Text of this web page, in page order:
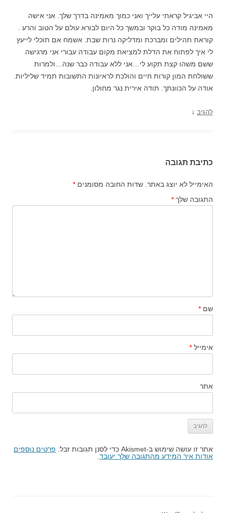
היי אביגיל קראתי עלייך ואני כמוך מאמינה בדרך שלך. אני אישה
מאמינה מודה כל בוקר ובמשך כל היום לבורא עולם על הטוב והרע .
קוראת תהילים ומברכת ומדליקה נרות שבת. אשמח אם תוכלי לייעץ
לי איך לפתוח את הדלת למציאת מקום עבודה עבורי אני מרגישה
ששם משהו קצת תקוע לי…אני ללא עבודה כבר שנה…ולמרות
ששולחת המון קורות חיים והולכת לראיונות התשובות תמיד שליליות.
אודה על הכוונתך. תודה אירית נגר מחולון.
להגיב ↓
כתיבת תגובה
האימייל לא יוצג באתר. שדות החובה מסומנים *
התגובה שלך *
שם *
אימייל *
אתר
אתר זו עושה שימוש ב-Akismet כדי לסנן תגובות זבל.
פרטים נוספים
אודות איך המידע מהתגובה שלך יעובד